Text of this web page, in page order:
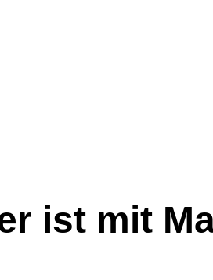
ist mit